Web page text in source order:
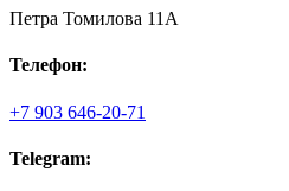
Петра Томилова 11А
Телефон:
+7 903 646-20-71
Telegram: